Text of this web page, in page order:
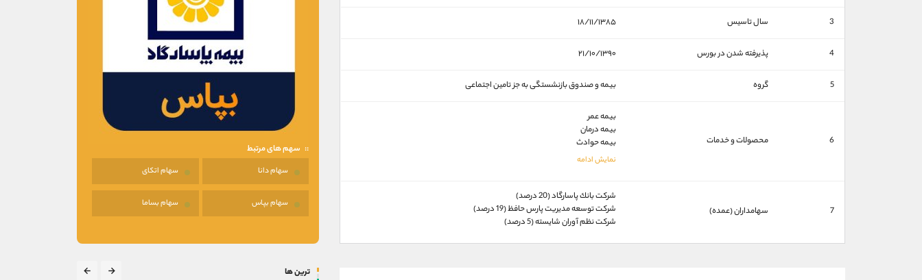
3 سال تاسیس ۱۸/۱۱/۱۳۸۵
4 پذیرفته شدن در بورس ۲۱/۱۰/۱۳۹۰
5 گروه بیمه و صندوق بازنشستگی به جز تامین اجتماعی
6 محصولات و خدمات
بیمه عمر
بیمه درمان
بیمه حوادث
7 سهامداران (عمده)
شركت بانك پاسارگاد (20 درصد)
شركت توسعه مديريت پارس حافظ (19 درصد)
شركت نظم آوران شايسته (5 درصد)
سهم های مرتبط
سهام دانا سهام اتکای
سهام بپاس سهام بساما
ترین ها